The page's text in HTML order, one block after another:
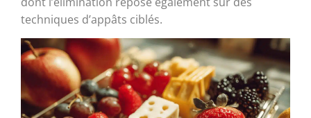
techniques d’appâts ciblés.